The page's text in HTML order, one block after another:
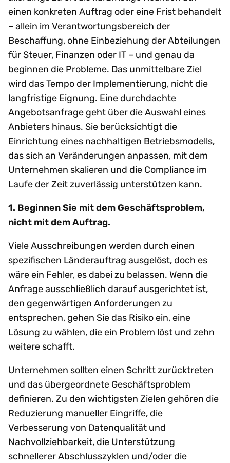
einen konkreten Auftrag oder eine Frist behandelt
– allein im Verantwortungsbereich der
Beschaffung, ohne Einbeziehung der Abteilungen
für Steuer, Finanzen oder IT – und genau da
beginnen die Probleme. Das unmittelbare Ziel
wird das Tempo der Implementierung, nicht die
langfristige Eignung. Eine durchdachte
Angebotsanfrage geht über die Auswahl eines
Anbieters hinaus. Sie berücksichtigt die
Einrichtung eines nachhaltigen Betriebsmodells,
das sich an Veränderungen anpassen, mit dem
Unternehmen skalieren und die Compliance im
Laufe der Zeit zuverlässig unterstützen kann.
1. Beginnen Sie mit dem Geschäftsproblem,
nicht mit dem Auftrag.
Viele Ausschreibungen werden durch einen
spezifischen Länderauftrag ausgelöst, doch es
wäre ein Fehler, es dabei zu belassen. Wenn die
Anfrage ausschließlich darauf ausgerichtet ist,
den gegenwärtigen Anforderungen zu
entsprechen, gehen Sie das Risiko ein, eine
Lösung zu wählen, die ein Problem löst und zehn
weitere schafft.
Unternehmen sollten einen Schritt zurücktreten
und das übergeordnete Geschäftsproblem
definieren. Zu den wichtigsten Zielen gehören die
Reduzierung manueller Eingriffe, die
Verbesserung von Datenqualität und
Nachvollziehbarkeit, die Unterstützung
schnellerer Abschlusszyklen und/oder die